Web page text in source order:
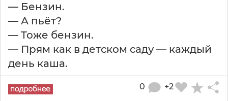
— Бензин.
— А пьёт?
— Тоже бензин.
— Прям как в детском саду — каждый
день каша.
+2
0